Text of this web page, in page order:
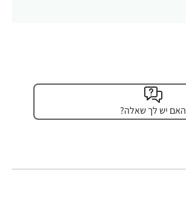
האם יש לך שאלה?